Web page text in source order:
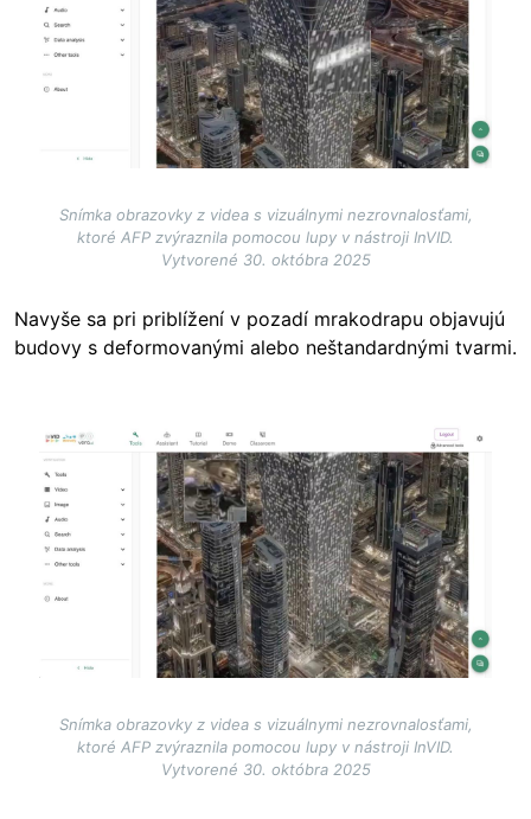
Snímka obrazovky z videa s vizuálnymi nezrovnalosťami,
ktoré AFP zvýraznila pomocou lupy v nástroji InVID.
Vytvorené 30. októbra 2025
Navyše sa pri priblížení v pozadí mrakodrapu objavujú
budovy s deformovanými alebo neštandardnými tvarmi.
Image
Snímka obrazovky z videa s vizuálnymi nezrovnalosťami,
ktoré AFP zvýraznila pomocou lupy v nástroji InVID.
Vytvorené 30. októbra 2025